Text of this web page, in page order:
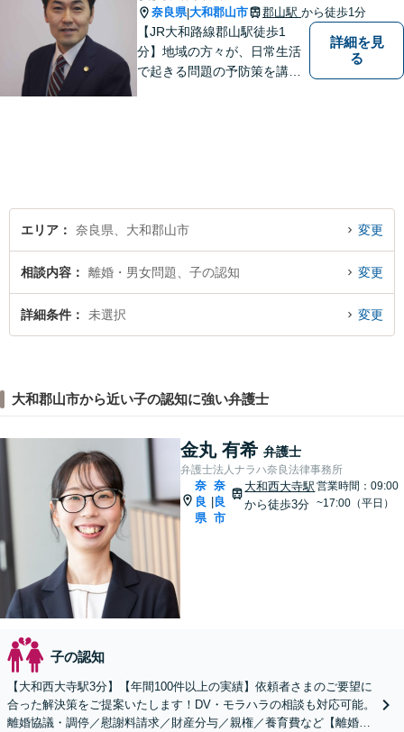
奈良県|大和郡山市 郡山駅 から徒歩1分
【JR大和路線郡山駅徒歩1
分】地域の方々が、日常生活
で起きる問題の予防策を講じ
詳細を見
る
エリア 奈良県、大和郡山市 変更
相談内容 離婚・男女問題、子の認知 変更
詳細条件 未選択 変更
大和郡山市から近い子の認知に強い弁護士
金丸 有希 弁護士
弁護士法人ナラハ奈良法律事務所
奈
良
県
奈
良
市
大和西大寺駅
から徒歩3分
営業時間：09:00
~17:00（平日）
子の認知
【大和西大寺駅3分】【年間100件以上の実績】依頼者さまのご要望に
合った解決策をご提案いたします！DV・モラハラの相談も対応可能。
離婚協議・調停／慰謝料請求／財産分与／親権／養育費など【離婚の